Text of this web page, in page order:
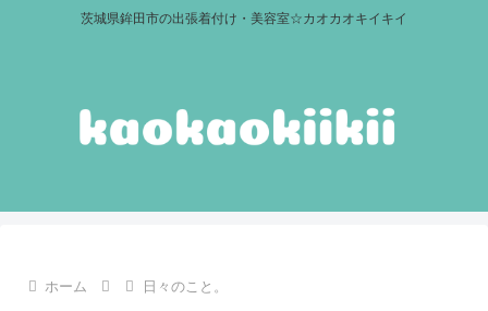
茨城県鉾田市の出張着付け・美容室☆カオカオキイキイ
ホーム 日々のこと。